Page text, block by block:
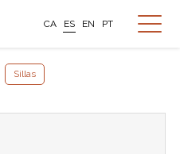
CA ES EN PT
Sillas